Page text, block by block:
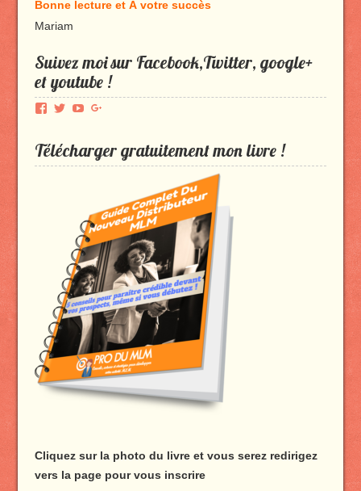
Bonne lecture et À votre succès
Mariam
Suivez moi sur Facebook,Twitter, google+
et youtube !
Voir
de
Produmlm
Voir
de
porodumlm
Voir
de
UC_2UgAmhWDuaRIDwEQiQ9iA
de
produmlm
Télécharger gratuitement mon livre !
Cliquez sur la photo du livre et vous serez redirigez
vers la page pour vous inscrire